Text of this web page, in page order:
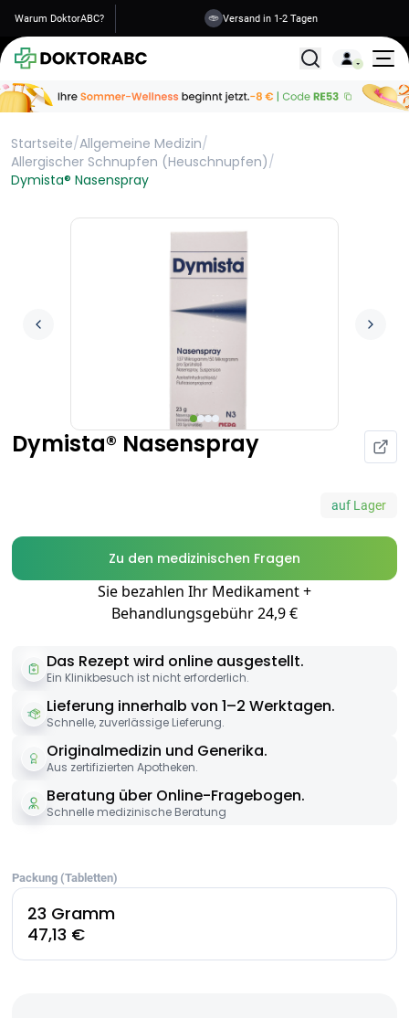
Warum DoktorABC? Versand in 1-2 Tagen
Alle
Startseite/Allgemeine Medizin/
Allergischer Schnupfen (Heuschnupfen)/
Dymista® Nasenspray
Dymista® Nasenspray
auf Lager
Zu den medizinischen Fragen
Sie bezahlen Ihr Medikament +
Behandlungsgebühr 24,9 €
Das Rezept wird online ausgestellt.
Ein Klinikbesuch ist nicht erforderlich.
Lieferung innerhalb von 1–2 Werktagen.
Schnelle, zuverlässige Lieferung.
Originalmedizin und Generika.
Aus zertifizierten Apotheken.
Beratung über Online-Fragebogen.
Schnelle medizinische Beratung
Packung (Tabletten)
23 Gramm
47,13 €